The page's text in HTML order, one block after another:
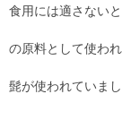
食用には適さない
の原料として使わ
髭が使われていまし